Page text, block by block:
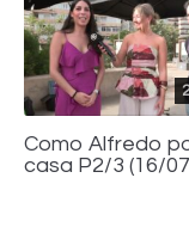
Como Alfredo
casa P2/3 (16/